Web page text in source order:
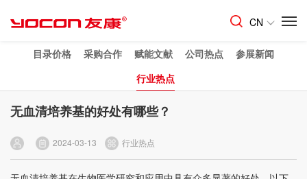
CN
目录价格 采购合作 赋能文献 公司热点
参展新闻
行业热点
无血清培养基的好处有哪些？
2024-03-13 行业热点